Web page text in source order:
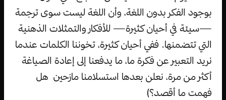
بوجود الفكر بدون اللغة، وأن اللغة ليست سوى ترجمة
—سيئة في أحيان كثيرة— للأفكار والتمثلات الذهنية
التي تتضمنها. ففي أحيان كثيرة، تخوننا الكلمات عندما
نريد التعبير عن فكرة ما، ما يدفعنا إلى إعادة الصياغة
أكثر من مرة، نعلن بعدها استسلامنا مازحين هل
فهمت ما أقصد؟)